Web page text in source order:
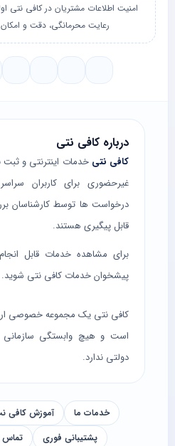
امنیت اطلاعات مشتریان در کافی
رعایت محرمانگی، دقت و
درباره کافی نتی
کافی نتی خدمات اینترنتی و ثبت
غیرحضوری برای کاربران
درخواست ها توسط کارشناسان
قابل پیگیری هستند.
برای مشاهده خدمات قابل
پیشخوان خدمات کافی نتی شوید.
کافی نتی یک مجموعه خصوصی
است و هیچ وابستگی سازمانی
دولتی ندارد.
خدمات ما آموزش کافی
پشتیبانی فوری
تماس